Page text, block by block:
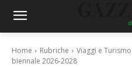
Home Rubriche Viaggi e Turismo
biennale 2026-2028